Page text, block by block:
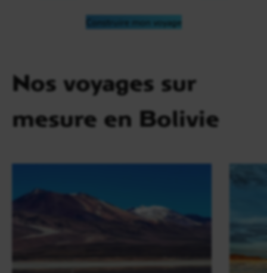
Construire mon voyage
Nos voyages sur
mesure en Bolivie